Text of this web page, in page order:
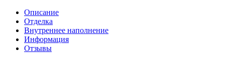
Описание
Отделка
Внутреннее наполнение
Информация
Отзывы